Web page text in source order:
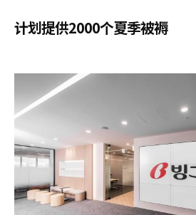
计划提供2000个夏季被褥